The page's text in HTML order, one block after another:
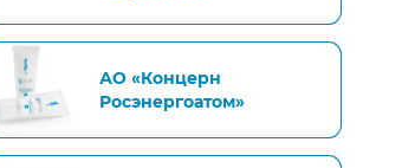
АО «Концерн
Росэнергоатом»